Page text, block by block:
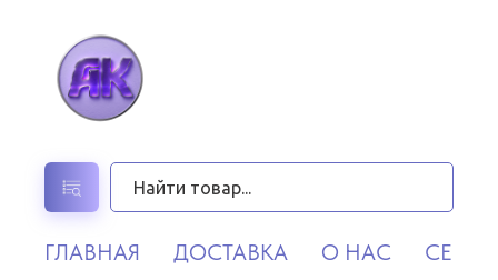
ГЛАВНАЯ ДОСТАВКА О НАС